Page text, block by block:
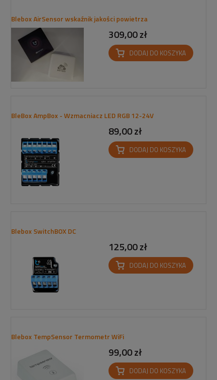
Blebox AirSensor wskaźnik jakości powietrza
309,00 zł
DODAJ DO KOSZYKA
BleBox AmpBox - Wzmacniacz LED RGB 12-24V
89,00 zł
DODAJ DO KOSZYKA
Blebox SwitchBOX DC
125,00 zł
DODAJ DO KOSZYKA
Blebox TempSensor Termometr WiFi
99,00 zł
DODAJ DO KOSZYKA